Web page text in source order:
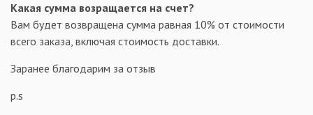
Какая сумма возращается на счет?
Вам будет возвращена сумма равная 10% от стоимости
всего заказа, включая стоимость доставки.
Заранее благодарим за отзыв
p.s